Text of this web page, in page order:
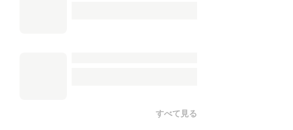
すべて見る